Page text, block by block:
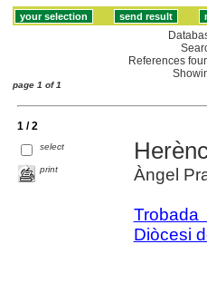
References
page 1 of 1
1 / 2
select
print Àngel
Diòcesi